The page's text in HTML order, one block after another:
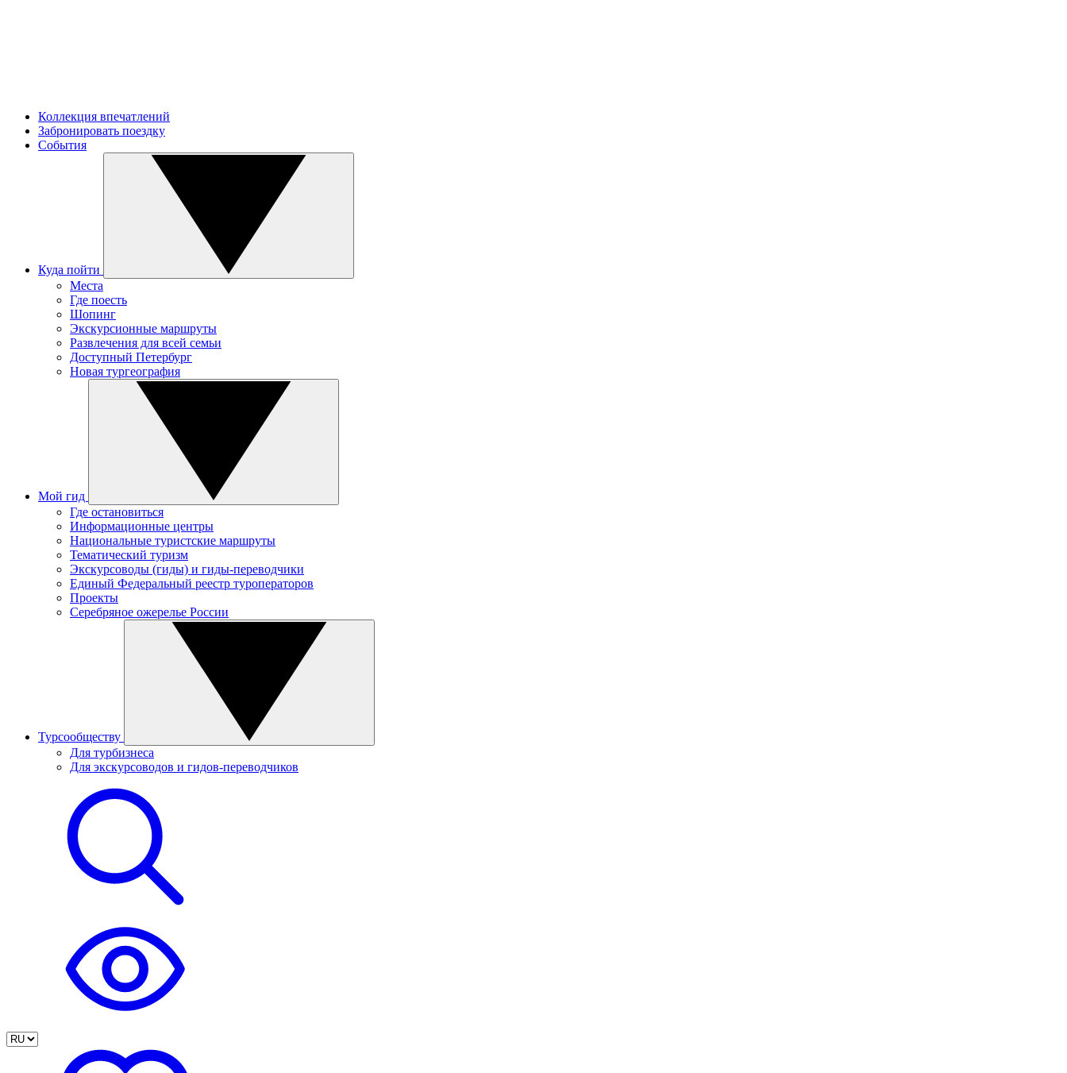
Коллекция впечатлений
Забронировать поездку
События
Куда пойти
Места
Где поесть
Шопинг
Экскурсионные маршруты
Развлечения для всей семьи
Доступный Петербург
Новая тургеография
Мой гид
Где остановиться
Информационные центры
Национальные туристские маршруты
Тематический туризм
Экскурсоводы (гиды) и гиды-переводчики
Единый Федеральный реестр туроператоров
Проекты
Серебряное ожерелье России
Турсообществу
Для турбизнеса
Для экскурсоводов и гидов-переводчиков